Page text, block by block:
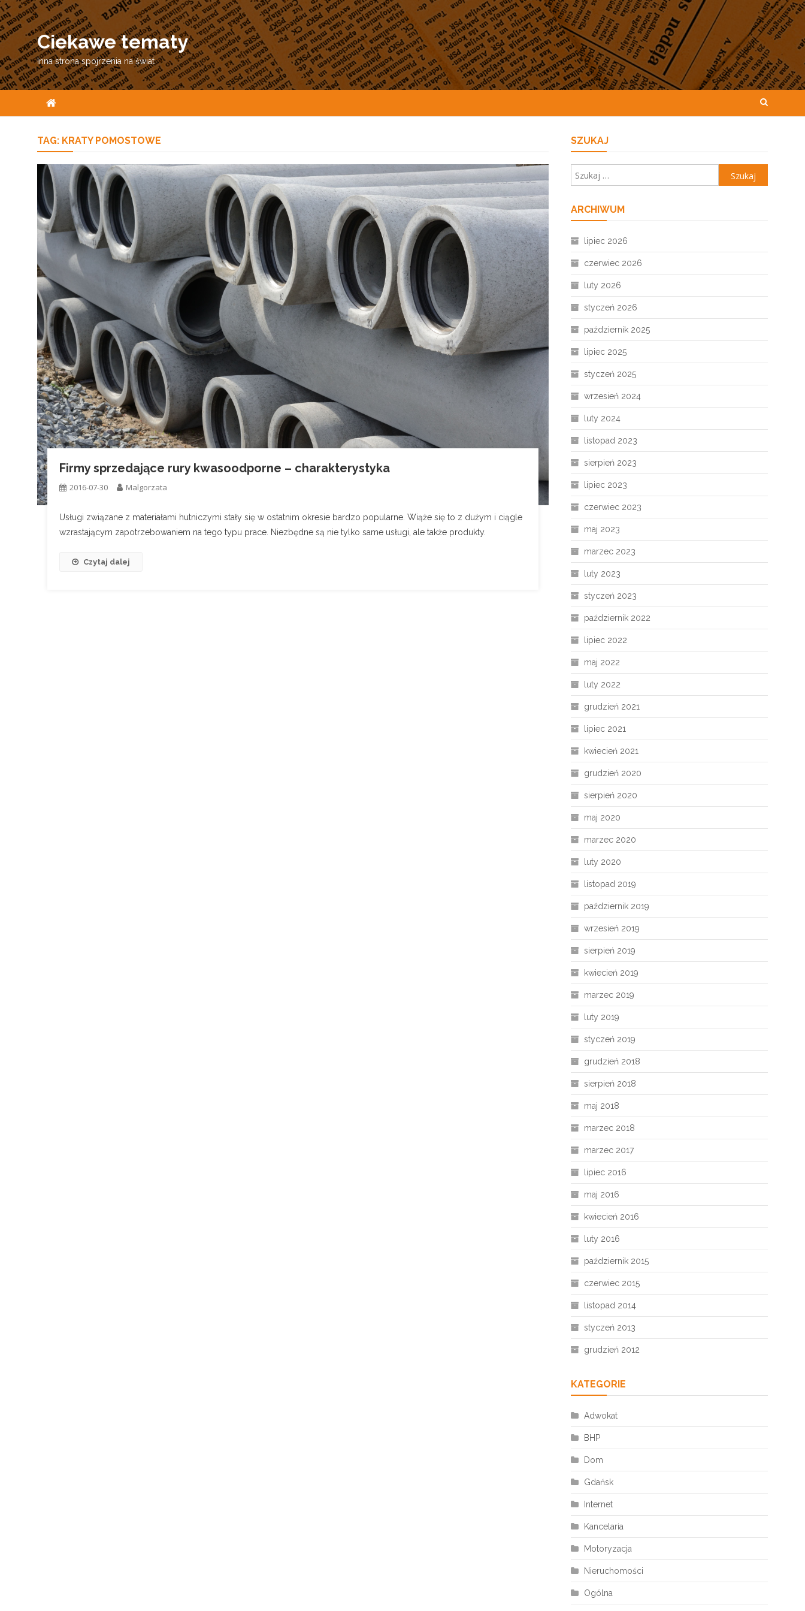
Skip
to
content
Ciekawe tematy
Inna strona spojrzenia na świat
TAG: KRATY POMOSTOWE
Firmy sprzedające rury kwasoodporne – charakterystyka
2016-07-30 Malgorzata
Usługi związane z materiałami hutniczymi stały się w ostatnim okresie bardzo popularne. Wiąże się to z dużym i ciągle
wzrastającym zapotrzebowaniem na tego typu prace. Niezbędne są nie tylko same usługi, ale także produkty.
Czytaj dalej
SZUKAJ
ARCHIWUM
lipiec 2026
czerwiec 2026
luty 2026
styczeń 2026
październik 2025
lipiec 2025
styczeń 2025
wrzesień 2024
luty 2024
listopad 2023
sierpień 2023
lipiec 2023
czerwiec 2023
maj 2023
marzec 2023
luty 2023
styczeń 2023
październik 2022
lipiec 2022
maj 2022
luty 2022
grudzień 2021
lipiec 2021
kwiecień 2021
grudzień 2020
sierpień 2020
maj 2020
marzec 2020
luty 2020
listopad 2019
październik 2019
wrzesień 2019
sierpień 2019
kwiecień 2019
marzec 2019
luty 2019
styczeń 2019
grudzień 2018
sierpień 2018
maj 2018
marzec 2018
marzec 2017
lipiec 2016
maj 2016
kwiecień 2016
luty 2016
październik 2015
czerwiec 2015
listopad 2014
styczeń 2013
grudzień 2012
KATEGORIE
Adwokat
BHP
Dom
Gdańsk
Internet
Kancelaria
Motoryzacja
Nieruchomości
Ogólna